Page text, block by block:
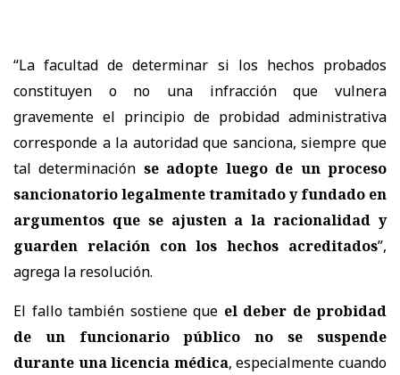
“La facultad de determinar si los hechos probados
constituyen o no una infracción que vulnera
gravemente el principio de probidad administrativa
corresponde a la autoridad que sanciona, siempre que
tal determinación se adopte luego de un proceso
sancionatorio legalmente tramitado y fundado en
argumentos que se ajusten a la racionalidad y
guarden relación con los hechos acreditados”,
agrega la resolución.
El fallo también sostiene que el deber de probidad
de un funcionario público no se suspende
durante una licencia médica, especialmente cuando